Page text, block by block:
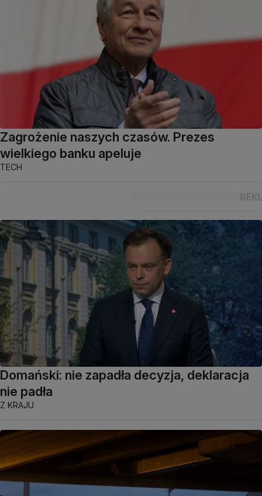
Zagrożenie naszych czasów. Prezes
wielkiego banku apeluje
TECH
Domański: nie zapadła decyzja, deklaracja
nie padła
Z KRAJU